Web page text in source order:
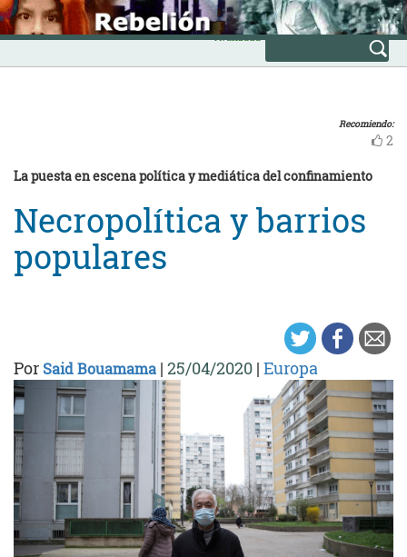
Skip
to
content
INICIO
Avanzada
Recomiendo:
2
La puesta en escena política y mediática del confinamiento
Necropolítica y barrios
populares
Por Said Bouamama | 25/04/2020 | Europa